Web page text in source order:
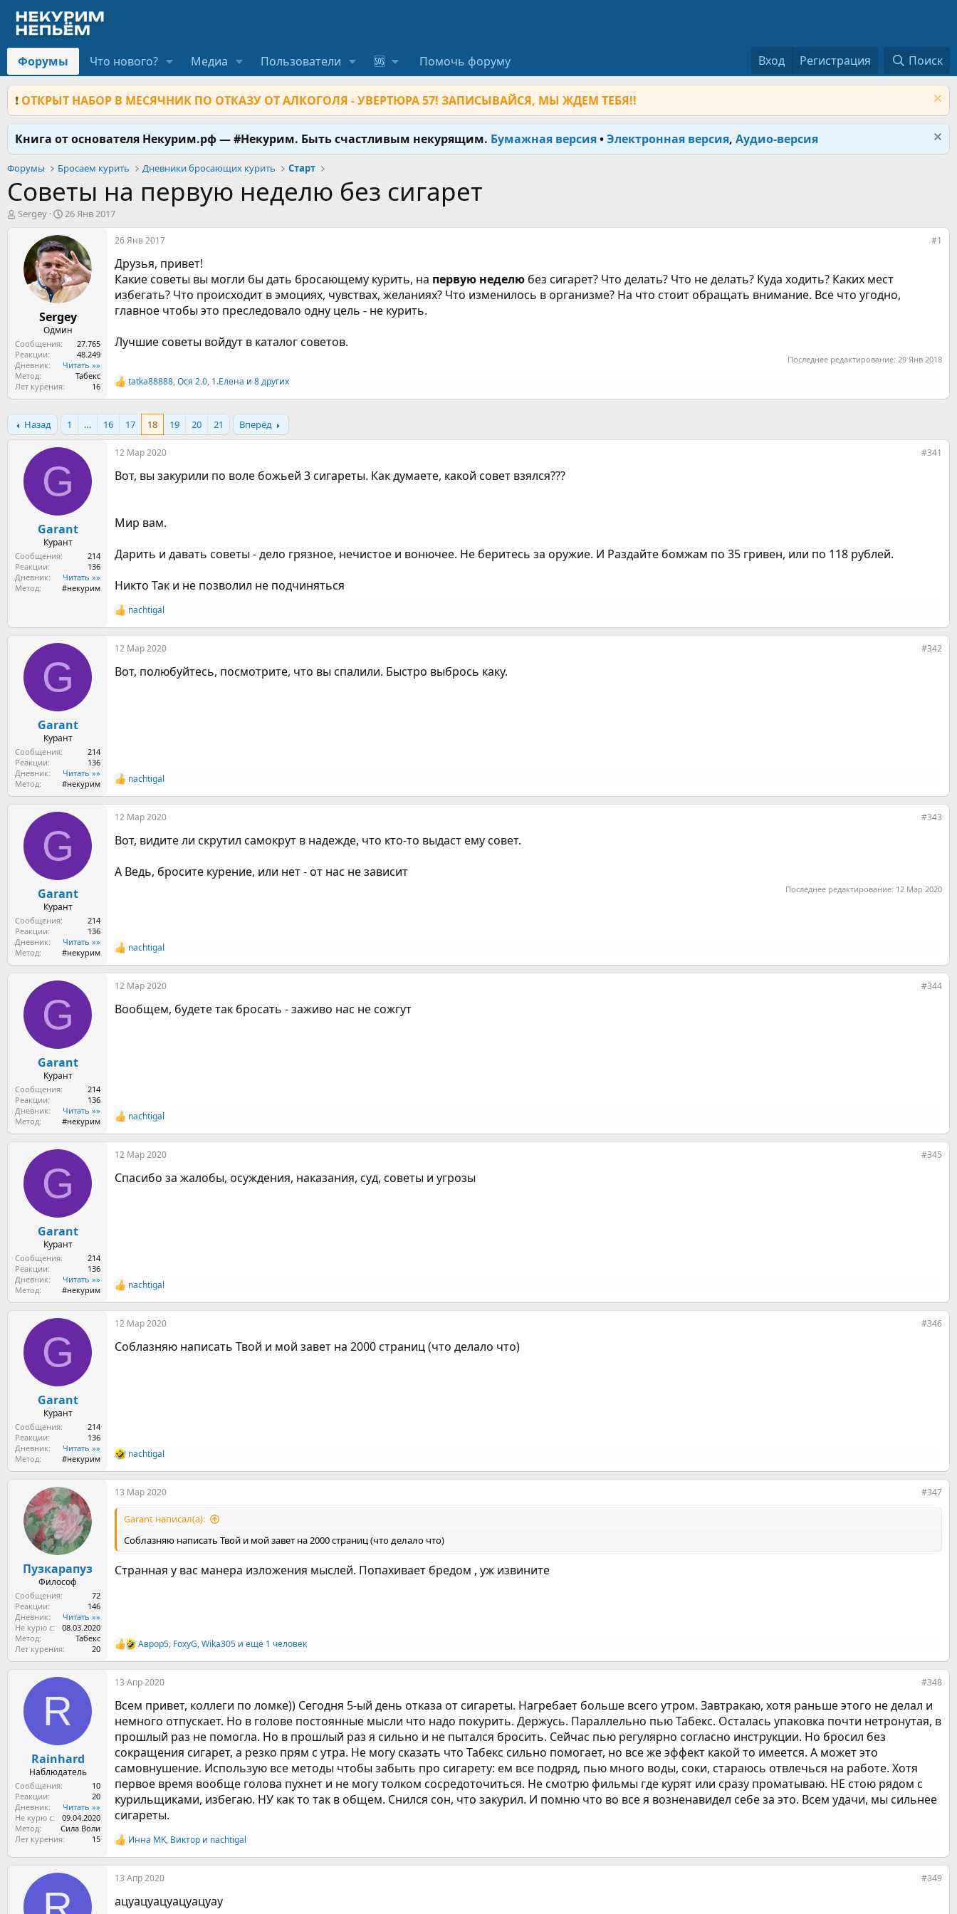
Форумы Что нового? Медиа Пользователи 🆘 Помочь форуму Вход Регистрация Поиск
❗ ОТКРЫТ НАБОР В МЕСЯЧНИК ПО ОТКАЗУ ОТ АЛКОГОЛЯ - УВЕРТЮРА 57! ЗАПИСЫВАЙСЯ, МЫ ЖДЕМ ТЕБЯ!!
Книга от основателя Некурим.рф — #Некурим. Быть счастливым некурящим. Бумажная версия•Электронная версия, Аудио-версия
Форумы Бросаем курить Дневники бросающих курить Старт
Советы на первую неделю без сигарет
А
Sergey
Д
т
а
н
а
ч
а
л
а
26 Янв 2017
Sergey
Одмин
Сообщения
27.765
Реакции
48.249
Дневник
Читать »»
Метод
Табекс
Лет курения
16
26 Янв 2017 #1
Друзья, привет!
Какие советы вы могли бы дать бросающему курить, на первую неделю без сигарет? Что делать? Что не делать? Куда ходить? Каких мест
избегать? Что происходит в эмоциях, чувствах, желаниях? Что изменилось в организме? На что стоит обращать внимание. Все что угодно,
главное чтобы это преследовало одну цель - не курить.
Лучшие советы войдут в каталог советов.
Последнее редактирование: 29 Янв 2018
Р
е
ц
и
и
tatka88888,Ося 2.0, 1.Елена и 8 других
Назад 1 … 16 17 18 19 20 21 Вперёд
G
Garant
Курант
Сообщения
214
Реакции
136
Дневник
Читать »»
Метод
#некурим
12 Мар 2020 #341
Вот, вы закурили по воле божьей 3 сигареты. Как думаете, какой совет взялся???
Мир вам.
Дарить и давать советы - дело грязное, нечистое и вонючее. Не беритесь за оружие. И Раздайте бомжам по 35 гривен, или по 118 рублей.
Никто Так и не позволил не подчиняться
Р
е
а
к
и
nachtigal
G
Garant
Курант
Сообщения
214
Реакции
136
Дневник
Читать »»
Метод
#некурим
12 Мар 2020 #342
Вот, полюбуйтесь, посмотрите, что вы спалили. Быстро выбрось каку.
Р
е
а
к
и
nachtigal
G
Garant
Курант
Сообщения
214
Реакции
136
Дневник
Читать »»
Метод
#некурим
12 Мар 2020 #343
Вот, видите ли скрутил самокрут в надежде, что кто-то выдаст ему совет.
А Ведь, бросите курение, или нет - от нас не зависит
Последнее редактирование: 12 Мар 2020
Р
е
а
к
и
nachtigal
G
Garant
Курант
Сообщения
214
Реакции
136
Дневник
Читать »»
Метод
#некурим
12 Мар 2020 #344
Вообщем, будете так бросать - заживо нас не сожгут
Р
е
а
к
и
nachtigal
G
Garant
Курант
Сообщения
214
Реакции
136
Дневник
Читать »»
Метод
#некурим
12 Мар 2020 #345
Спасибо за жалобы, осуждения, наказания, суд, советы и угрозы
Р
е
а
к
и
nachtigal
G
Garant
Курант
Сообщения
214
Реакции
136
Дневник
Читать »»
Метод
#некурим
12 Мар 2020 #346
Соблазняю написать Твой и мой завет на 2000 страниц (что делало что)
Р
е
а
к
nachtigal
Пузкарапуз
Философ
Сообщения
72
Реакции
146
Дневник
Читать »»
Не курю с
08.03.2020
Метод
Табекс
Лет курения
20
13 Мар 2020 #347
Garant написал(а):
Соблазняю написать Твой и мой завет на 2000 страниц (что делало что)
Странная у вас манера изложения мыслей. Попахивает бредом , уж извините
Р
е
а
к
и
и
:
Аврор5, FoxyG,Wika305 и ещё 1 человек
R
Rainhard
Наблюдатель
Сообщения
10
Реакции
20
Дневник
Читать »»
Не курю с
09.04.2020
Метод
Сила Воли
Лет курения
15
13 Апр 2020 #348
Всем привет, коллеги по ломке)) Сегодня 5-ый день отказа от сигареты. Нагребает больше всего утром. Завтракаю, хотя раньше этого не делал и
немного отпускает. Но в голове постоянные мысли что надо покурить. Держусь. Параллельно пью Табекс. Осталась упаковка почти нетронутая, в
прошлый раз не помогла. Но в прошлый раз я сильно и не пытался бросить. Сейчас пью регулярно согласно инструкции. Но бросил без
сокращения сигарет, а резко прям с утра. Не могу сказать что Табекс сильно помогает, но все же эффект какой то имеется. А может это
самовнушение. Использую все методы чтобы забыть про сигарету: ем все подряд, пью много воды, соки, стараюсь отвлечься на работе. Хотя
первое время вообще голова пухнет и не могу толком сосредоточиться. Не смотрю фильмы где курят или сразу проматываю. НЕ стою рядом с
курильщиками, избегаю. НУ как то так в общем. Снился сон, что закурил. И помню что во все я возненавидел себе за это. Всем удачи, мы сильнее
сигареты.
Р
е
а
к
и
Инна MK, Bиктop и nachtigal
13 Апр 2020 #349
ацуацуацуацуацуау